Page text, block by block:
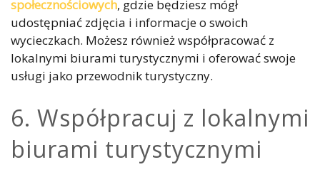
społecznościowych, gdzie będziesz mógł
udostępniać zdjęcia i informacje o swoich
wycieczkach. Możesz również współpracować z
lokalnymi biurami turystycznymi i oferować swoje
usługi jako przewodnik turystyczny.
6. Współpracuj z lokalnymi
biurami turystycznymi